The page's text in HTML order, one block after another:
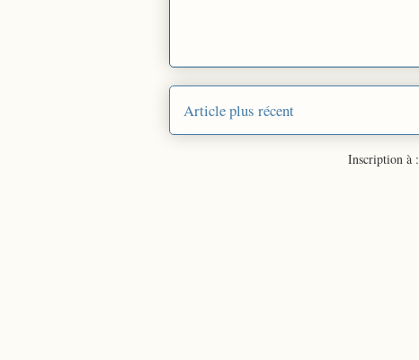
Article plus récent
Inscription à :